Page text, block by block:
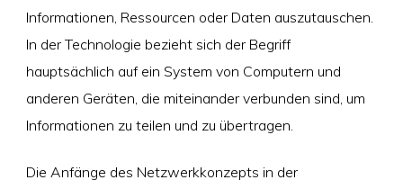
Informationen, Ressourcen oder Daten auszutauschen.
In der Technologie bezieht sich der Begriff
hauptsächlich auf ein System von Computern und
anderen Geräten, die miteinander verbunden sind, um
Informationen zu teilen und zu übertragen.
Die Anfänge des Netzwerkkonzepts in der